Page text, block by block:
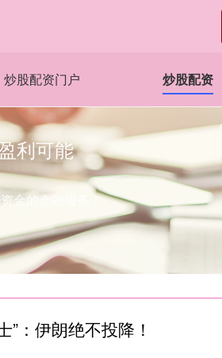
炒股配资门户 炒股配资
利可能
金的金融服务！
”：伊朗绝不投降！